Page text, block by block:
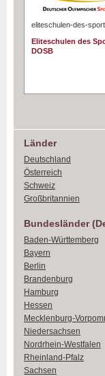
eliteschulen-des-
Eliteschulen des
DOSB
Länder
Deutschland
Österreich
Schweiz
Großbritannien
Bundesländer
Baden-Württemberg
Bayern
Berlin
Brandenburg
Hamburg
Hessen
Mecklenburg-
Niedersachsen
Nordrhein-Westfalen
Rheinland-Pfalz
Sachsen